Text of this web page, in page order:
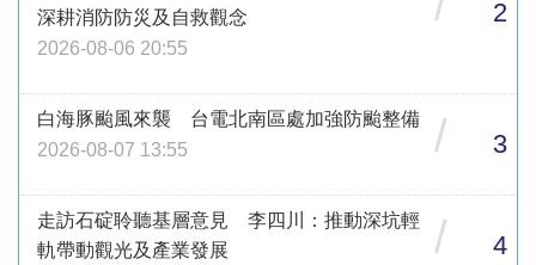
深耕消防防災及自救觀念
2026-08-06 20:55
2
白海豚颱風來襲 台電北南區處加強防颱整備
2026-08-07 13:55
/ 3
走訪石碇聆聽基層意見 李四川：推動深坑輕
軌帶動觀光及產業發展
/ 4